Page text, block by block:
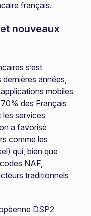
français.
nouveaux
s’est
années,
mobiles
des Français
les services
a favorisé
comme les
qui, bien que
NAF,
traditionnels
DSP2